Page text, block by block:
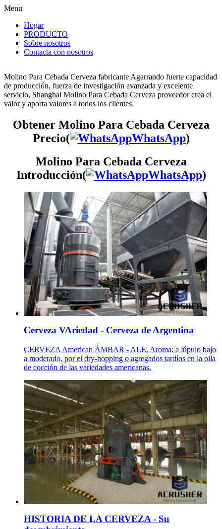
Menu
Hogar
PRODUCTO
Sobre nosotros
Contacta con nosotros
Molino Para Cebada Cerveza fabricante Agarrando fuerte capacidad
de producción, fuerza de investigación avanzada y excelente
servicio, Shanghai Molino Para Cebada Cerveza proveedor crea el
valor y aporta valores a todos los clientes.
Obtener Molino Para Cebada Cerveza
Precio(
WhatsApp)
Molino Para Cebada Cerveza
Introducción(
WhatsApp)
Cerveza VAriedad - Cerveza de Argentina
CERVEZA American ÁMBAR - ALE. Aroma: a lúpulo bajo
a moderado, por el dry-hopping o agregados tardíos en la olla
de cocción de las variedades americanas.
HISTORIA DE LA CERVEZA - Su